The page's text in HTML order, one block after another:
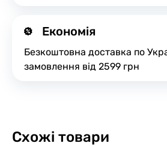
Економія
Безкоштовна доставка по
замовлення від 2599 грн
Схожі товари